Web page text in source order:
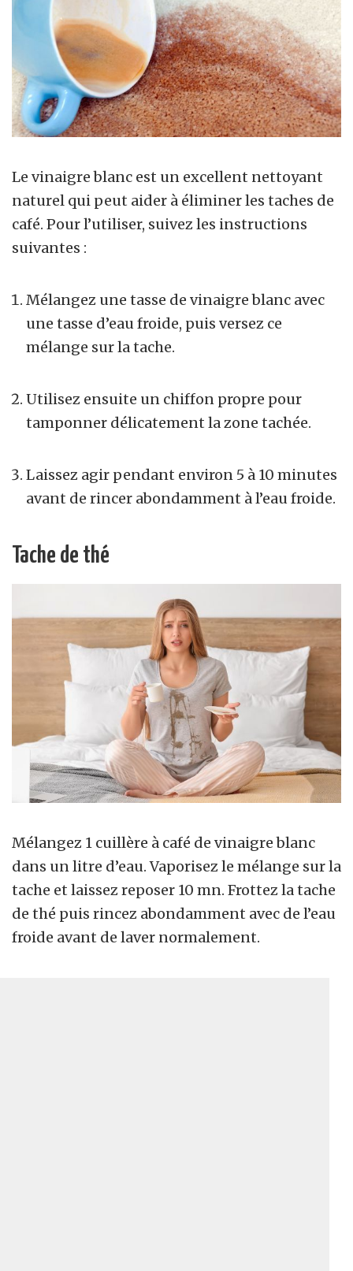
Le vinaigre blanc est un excellent nettoyant
naturel qui peut aider à éliminer les taches de
café. Pour l’utiliser, suivez les instructions
suivantes :
Mélangez une tasse de vinaigre blanc avec
une tasse d’eau froide, puis versez ce
mélange sur la tache.
Utilisez ensuite un chiffon propre pour
tamponner délicatement la zone tachée.
Laissez agir pendant environ 5 à 10 minutes
avant de rincer abondamment à l’eau froide.
Tache de thé
Mélangez 1 cuillère à café de vinaigre blanc
dans un litre d’eau. Vaporisez le mélange sur la
tache et laissez reposer 10 mn. Frottez la tache
de thé puis rincez abondamment avec de l’eau
froide avant de laver normalement.